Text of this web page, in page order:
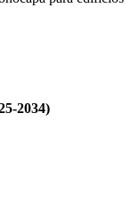
2034)